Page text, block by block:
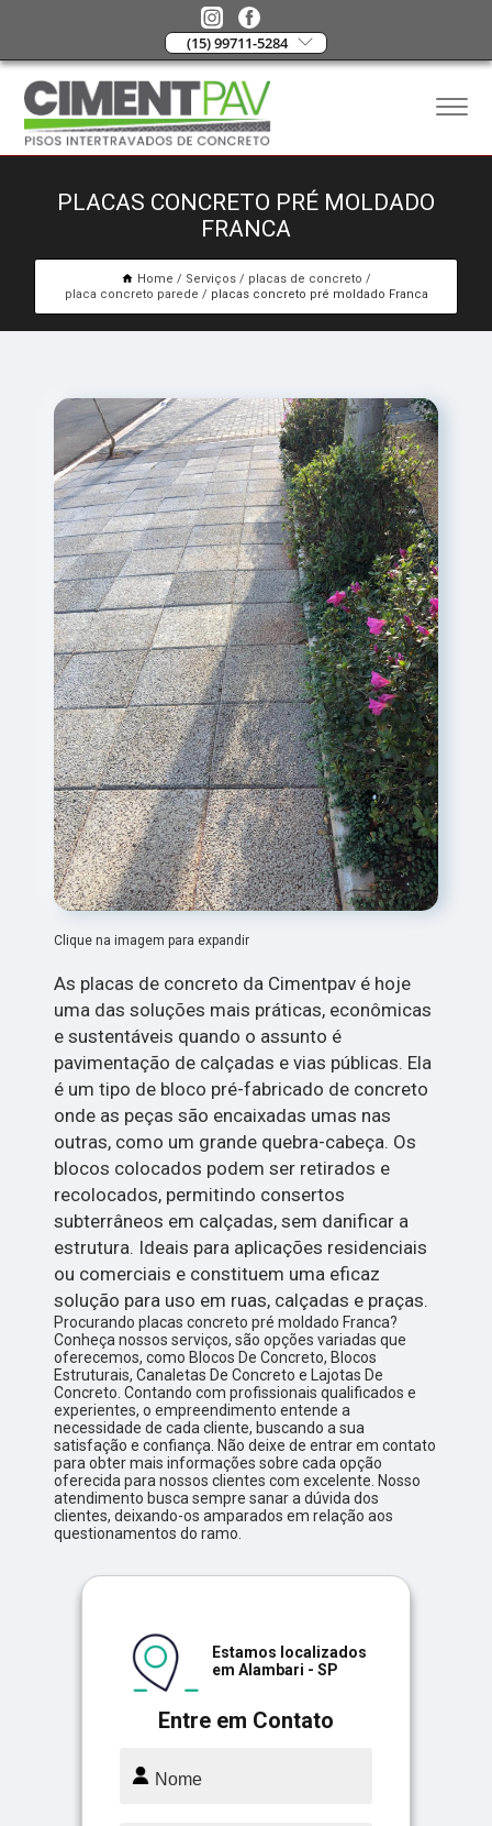
(15) 99711-5284
PLACAS CONCRETO PRÉ MOLDADO
FRANCA
Home Serviços
placas de concreto
placa concreto parede
placas concreto pré moldado Franca
Clique na imagem para expandir
As placas de concreto da Cimentpav é hoje
uma das soluções mais práticas, econômicas
e sustentáveis quando o assunto é
pavimentação de calçadas e vias públicas. Ela
é um tipo de bloco pré-fabricado de concreto
onde as peças são encaixadas umas nas
outras, como um grande quebra-cabeça. Os
blocos colocados podem ser retirados e
recolocados, permitindo consertos
subterrâneos em calçadas, sem danificar a
estrutura. Ideais para aplicações residenciais
ou comerciais e constituem uma eficaz
solução para uso em ruas, calçadas e praças.
Procurando placas concreto pré moldado Franca?
Conheça nossos serviços, são opções variadas que
oferecemos, como Blocos De Concreto, Blocos
Estruturais, Canaletas De Concreto e Lajotas De
Concreto. Contando com profissionais qualificados e
experientes, o empreendimento entende a
necessidade de cada cliente, buscando a sua
satisfação e confiança. Não deixe de entrar em contato
para obter mais informações sobre cada opção
oferecida para nossos clientes com excelente. Nosso
atendimento busca sempre sanar a dúvida dos
clientes, deixando-os amparados em relação aos
questionamentos do ramo.
Entre em Contato
Estamos localizados
em Alambari - SP